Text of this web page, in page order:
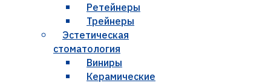
Ретейнеры
Трейнеры
Эстетическая
стоматология
Виниры
Керамические